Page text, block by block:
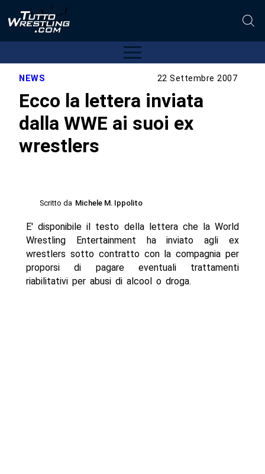
NEWS 22 Settembre 2007
Ecco la lettera inviata
dalla WWE ai suoi ex
wrestlers
Scritto da Michele M. Ippolito
E' disponibile il testo della lettera che la World
Wrestling Entertainment ha inviato agli ex
wrestlers sotto contratto con la compagnia per
proporsi di pagare eventuali trattamenti
riabilitativi per abusi di alcool o droga.